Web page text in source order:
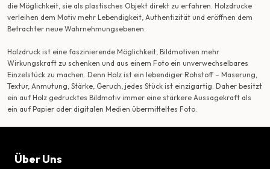
die Möglichkeit, sie als plastisches Objekt direkt zu erfahren. Holzdrucke
verleihen dem Motiv mehr Lebendigkeit, Authentizität und eröffnen dem
Betrachter neue Wahrnehmungsebenen.
Holzdruck ist eine faszinierende Möglichkeit, Bildmotiven mehr
Wirkungskraft zu schenken und aus einem Foto ein unverwechselbares
Einzelstück zu machen. Denn Holz ist ein lebendiger Rohstoff – Maserung,
Textur, Anmutung, Stärke, Geruch, jedes Stück ist einzigartig. Daher besitzt
ein auf Holz gedrucktes Bildmotiv immer eine stärkere Aussagekraft als
ein auf Papier oder digitalen Medien übermitteltes Foto.
Über Uns